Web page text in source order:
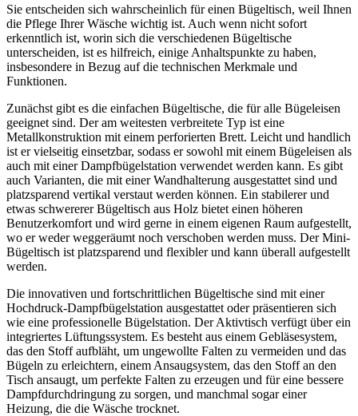
Sie entscheiden sich wahrscheinlich für einen Bügeltisch, weil Ihnen
die Pflege Ihrer Wäsche wichtig ist. Auch wenn nicht sofort
erkenntlich ist, worin sich die verschiedenen Bügeltische
unterscheiden, ist es hilfreich, einige Anhaltspunkte zu haben,
insbesondere in Bezug auf die technischen Merkmale und
Funktionen.
Zunächst gibt es die einfachen Bügeltische, die für alle Bügeleisen
geeignet sind. Der am weitesten verbreitete Typ ist eine
Metallkonstruktion mit einem perforierten Brett. Leicht und handlich
ist er vielseitig einsetzbar, sodass er sowohl mit einem Bügeleisen als
auch mit einer Dampfbügelstation verwendet werden kann. Es gibt
auch Varianten, die mit einer Wandhalterung ausgestattet sind und
platzsparend vertikal verstaut werden können. Ein stabilerer und
etwas schwererer Bügeltisch aus Holz bietet einen höheren
Benutzerkomfort und wird gerne in einem eigenen Raum aufgestellt,
wo er weder weggeräumt noch verschoben werden muss. Der Mini-
Bügeltisch ist platzsparend und flexibler und kann überall aufgestellt
werden.
Die innovativen und fortschrittlichen Bügeltische sind mit einer
Hochdruck-Dampfbügelstation ausgestattet oder präsentieren sich
wie eine professionelle Bügelstation. Der Aktivtisch verfügt über ein
integriertes Lüftungssystem. Es besteht aus einem Gebläsesystem,
das den Stoff aufbläht, um ungewollte Falten zu vermeiden und das
Bügeln zu erleichtern, einem Ansaugsystem, das den Stoff an den
Tisch ansaugt, um perfekte Falten zu erzeugen und für eine bessere
Dampfdurchdringung zu sorgen, und manchmal sogar einer
Heizung, die die Wäsche trocknet.